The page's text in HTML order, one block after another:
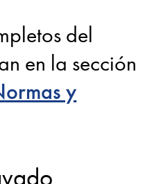
del
en la sección
y